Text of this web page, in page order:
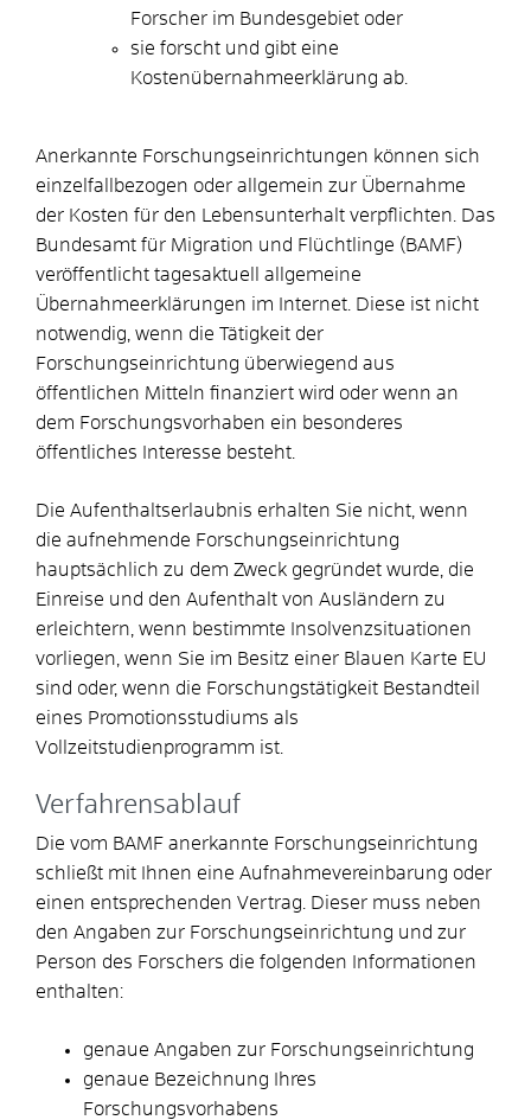
Forscher im Bundesgebiet oder
sie forscht und gibt eine
Kostenübernahmeerklärung ab.
Anerkannte Forschungseinrichtungen können sich
einzelfallbezogen oder allgemein zur Übernahme
der Kosten für den Lebensunterhalt verpflichten. Das
Bundesamt für Migration und Flüchtlinge (BAMF)
veröffentlicht tagesaktuell allgemeine
Übernahmeerklärungen im Internet. Diese ist nicht
notwendig, wenn die Tätigkeit der
Forschungseinrichtung überwiegend aus
öffentlichen Mitteln finanziert wird oder wenn an
dem Forschungsvorhaben ein besonderes
öffentliches Interesse besteht.
Die Aufenthaltserlaubnis erhalten Sie nicht, wenn
die aufnehmende Forschungseinrichtung
hauptsächlich zu dem Zweck gegründet wurde, die
Einreise und den Aufenthalt von Ausländern zu
erleichtern, wenn bestimmte Insolvenzsituationen
vorliegen, wenn Sie im Besitz einer Blauen Karte EU
sind oder, wenn die Forschungstätigkeit Bestandteil
eines Promotionsstudiums als
Vollzeitstudienprogramm ist.
Verfahrensablauf
Die vom BAMF anerkannte Forschungseinrichtung
schließt mit Ihnen eine Aufnahmevereinbarung oder
einen entsprechenden Vertrag.
Dieser muss neben
den Angaben zur Forschungseinrichtung und zur
Person des Forschers die folgenden Informationen
enthalten:
genaue Angaben zur Forschungseinrichtung
genaue Bezeichnung Ihres
Forschungsvorhabens